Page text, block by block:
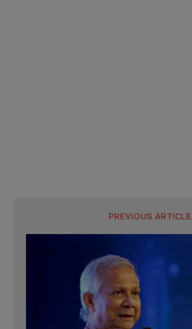
PREVIOUS ARTICLE